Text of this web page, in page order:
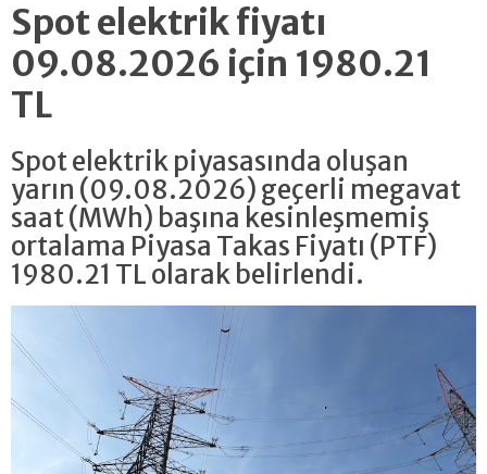
Spot elektrik fiyatı
09.08.2026 için 1980.21
TL
Spot elektrik piyasasında oluşan
yarın (09.08.2026) geçerli megavat
saat (MWh) başına kesinleşmemiş
ortalama Piyasa Takas Fiyatı (PTF)
1980.21 TL olarak belirlendi.